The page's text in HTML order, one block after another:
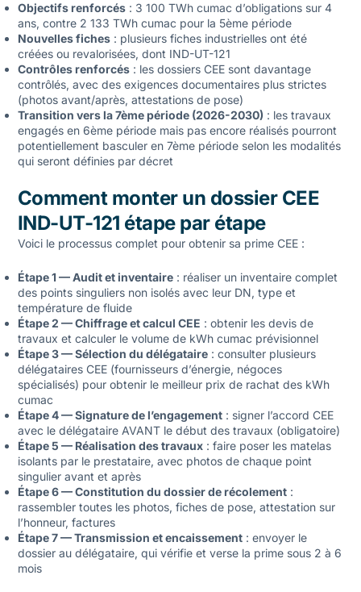
Objectifs renforcés: 3 100 TWh cumac d’obligations sur 4
ans, contre 2 133 TWh cumac pour la 5ème période
Nouvelles fiches: plusieurs fiches industrielles ont été
créées ou revalorisées, dont IND-UT-121
Contrôles renforcés: les dossiers CEE sont davantage
contrôlés, avec des exigences documentaires plus strictes
(photos avant/après, attestations de pose)
Transition vers la 7ème période (2026-2030) : les travaux
engagés en 6ème période mais pas encore réalisés pourront
potentiellement basculer en 7ème période selon les modalités
qui seront définies par décret
Comment monter un dossier CEE
IND-UT-121 étape par étape
Voici le processus complet pour obtenir sa prime CEE :
Étape 1 — Audit et inventaire: réaliser un inventaire complet
des points singuliers non isolés avec leur DN, type et
température de fluide
Étape 2 — Chiffrage et calcul CEE : obtenir les devis de
travaux et calculer le volume de kWh cumac prévisionnel
Étape 3 — Sélection du délégataire: consulter plusieurs
délégataires CEE (fournisseurs d’énergie, négoces
spécialisés) pour obtenir le meilleur prix de rachat des kWh
cumac
Étape 4 — Signature de l’engagement: signer l’accord CEE
avec le délégataire AVANT le début des travaux (obligatoire)
Étape 5 — Réalisation des travaux: faire poser les matelas
isolants par le prestataire, avec photos de chaque point
singulier avant et après
Étape 6 — Constitution du dossier de récolement:
rassembler toutes les photos, fiches de pose, attestation sur
l’honneur, factures
Étape 7 — Transmission et encaissement: envoyer le
dossier au délégataire, qui vérifie et verse la prime sous 2 à 6
mois